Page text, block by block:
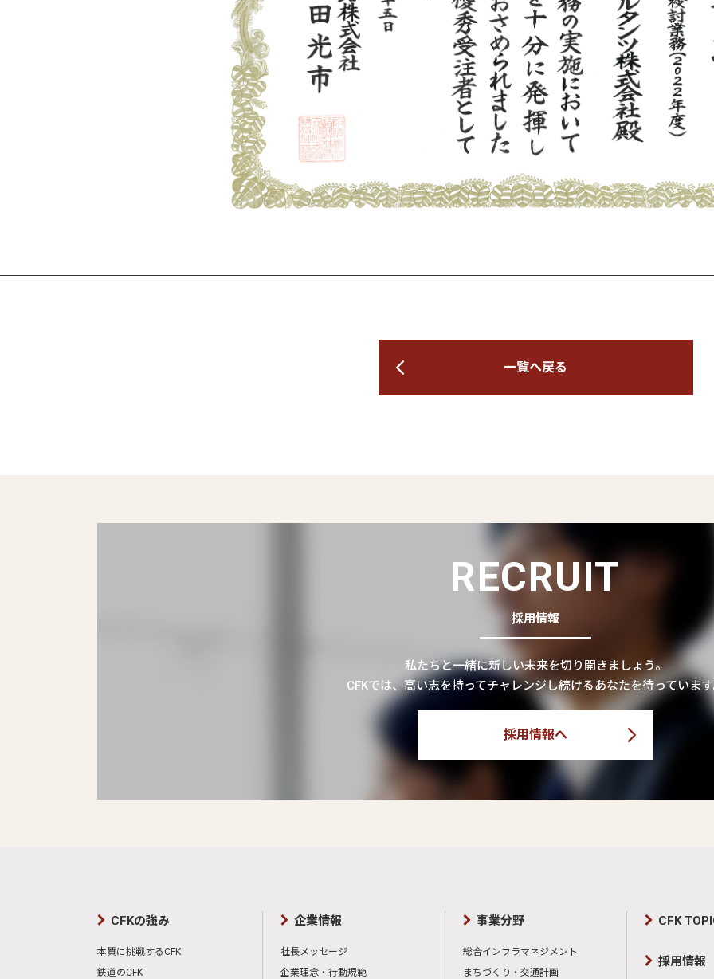
一覧へ戻る
RECRUIT
採用情報
私たちと一緒に新しい未来を切り開きましょう。
CFKでは、高い志を持ってチャレンジし続けるあなたを待っていま
採用情報へ
CFKの強み
本質に挑戦するCFK
鉄道のCFK
企業情報
社長メッセージ
企業理念・行動規範
事業分野
総合インフラマネジメント
まちづくり・交通計画
CFK
採用情報